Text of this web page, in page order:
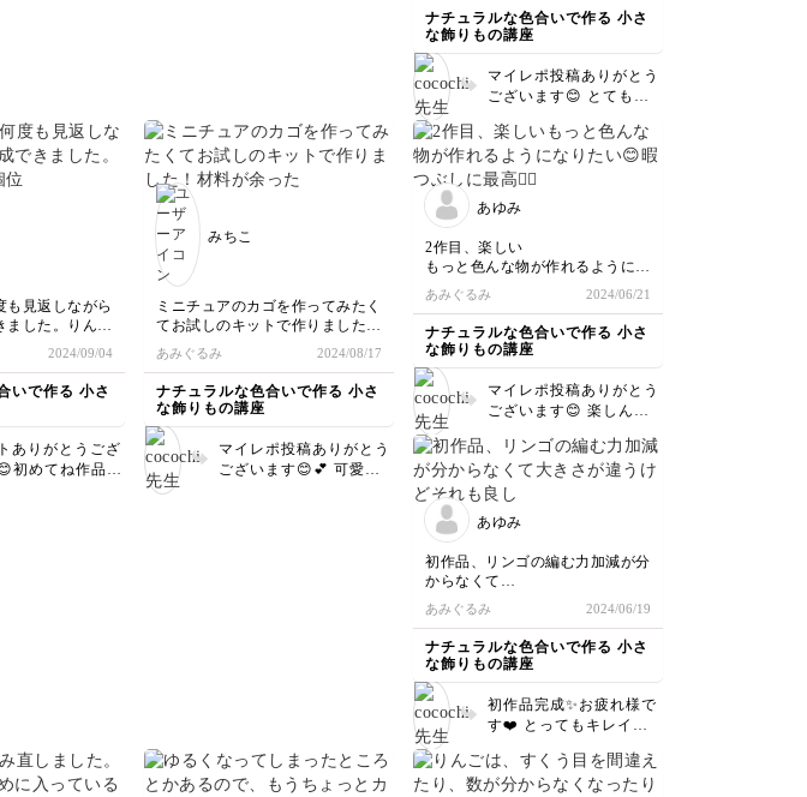
座の傘の編み方で説明し
ているので、良かったら
参考にしてみてください
♡
て、大変でしたがとても可愛らし
くて、中に何を入れようか考える
だけでワクワクします。ありがと
うございました。
ナチュラルな色合いで作る 小さ
な飾りもの講座
マイレポ投稿ありがとう
ございます😊 とても形
す〜😍クラフトテープで
作った紐もステキです💕
小さなトランク、何を入
れようかワクワクします
よね☺️
も見返しながら
ました。りんご
定。
があるのでバ
作ってみよう
2024/09/04
いで作る 小さ
ありがとうござ
初めてね作品と
みちこ
ミニチュアのカゴを作ってみたく
てお試しのキットで作りました！
材料が余ったので2つ作ってみま
した。
とても楽しくて短時間でできるの
でたくさん作りたくなりました。
あみぐるみ 2024/08/17
ナチュラルな色合いで作る 小さ
な飾りもの講座
マイレポ投稿ありがとう
ございます😊💕 可愛い
あゆみ
2作目、楽しい
もっと色んな物が作れるようにな
りたい😊
暇つぶしに最高👍🏻
あみぐるみ 2024/06/21
ナチュラルな色合いで作る 小さ
な飾りもの講座
マイレポ投稿ありがとう
ございます😊 楽しんで
さいので短時間でできる
のでスキマ時間にぜひた
くさん作ってみて下さい
☺️ とてもキレイな仕上
がりです🌸
あゆみ
初作品、リンゴの編む力加減が分
からなくて
大きさが違うけど
それも良し
あみぐるみ 2024/06/19
ナチュラルな色合いで作る 小さ
な飾りもの講座
初作品完成✨お疲れ様で
す❤️ とってもキレイに
小さいので力加減が難し
いですよね🍎大小あるの